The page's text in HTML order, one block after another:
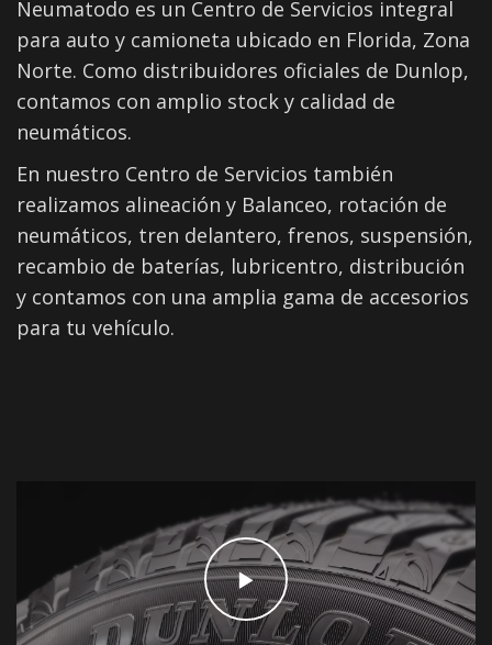
Neumatodo es un Centro de Servicios integral
para auto y camioneta ubicado en Florida, Zona
Norte. Como distribuidores oficiales de Dunlop,
contamos con amplio stock y calidad de
neumáticos.
En nuestro Centro de Servicios también
realizamos alineación y Balanceo, rotación de
neumáticos, tren delantero, frenos, suspensión,
recambio de baterías, lubricentro, distribución
y contamos con una amplia gama de accesorios
para tu vehículo.